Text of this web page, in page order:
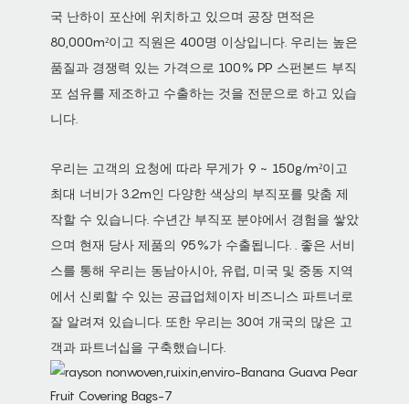
국 난하이 포산에 위치하고 있으며 공장 면적은
80,000m²이고 직원은 400명 이상입니다. 우리는 높은
품질과 경쟁력 있는 가격으로 100% PP 스펀본드 부직
포 섬유를 제조하고 수출하는 것을 전문으로 하고 있습
니다.
우리는 고객의 요청에 따라 무게가 9 ~ 150g/m²이고
최대 너비가 3.2m인 다양한 색상의 부직포를 맞춤 제
작할 수 있습니다. 수년간 부직포 분야에서 경험을 쌓았
으며 현재 당사 제품의 95%가 수출됩니다. . 좋은 서비
스를 통해 우리는 동남아시아, 유럽, 미국 및 중동 지역
에서 신뢰할 수 있는 공급업체이자 비즈니스 파트너로
잘 알려져 있습니다. 또한 우리는 30여 개국의 많은 고
객과 파트너십을 구축했습니다.